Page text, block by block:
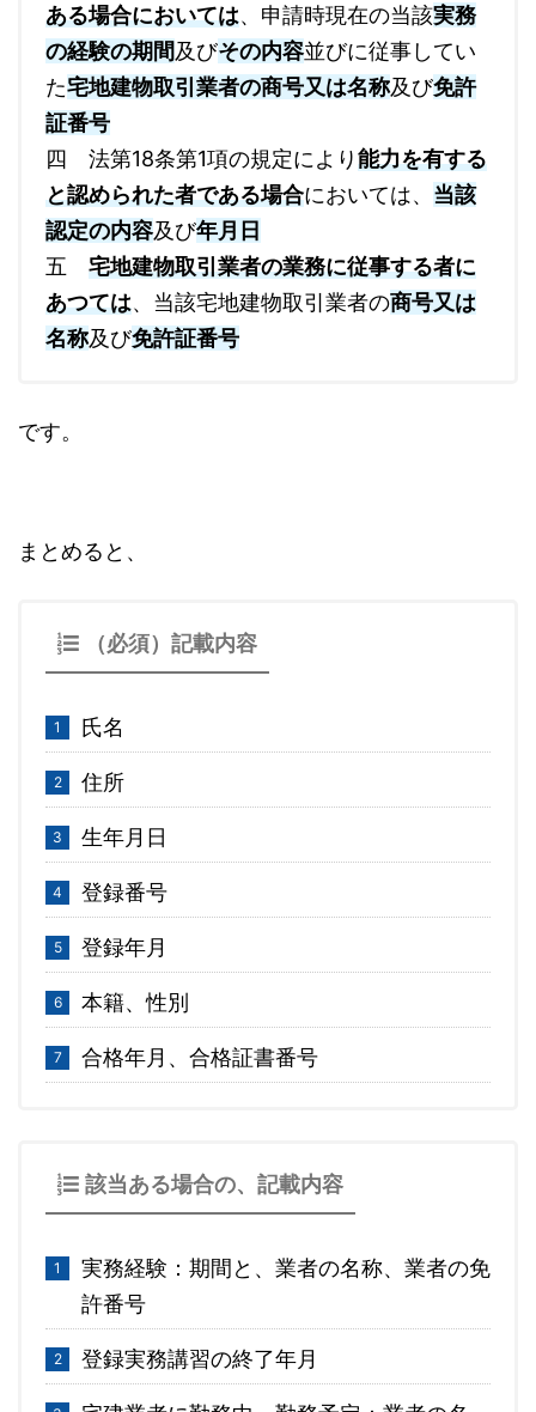
ある場合においては、申請時現在の当該実務
の経験の期間及びその内容並びに従事してい
た宅地建物取引業者の商号又は名称及び免許
証番号
四 法第18条第1項の規定により能力を有する
と認められた者である場合においては、 当該
認定の内容及び年月日
五 宅地建物取引業者の業務に従事する者に
あつては、当該宅地建物取引業者の商号又は
名称及び免許証番号
です。
まとめると、
（必須）記載内容
氏名
住所
生年月日
登録番号
登録年月
本籍、性別
合格年月、合格証書番号
該当ある場合の、記載内容
実務経験：期間と、業者の名称、業者の免
許番号
登録実務講習の終了年月